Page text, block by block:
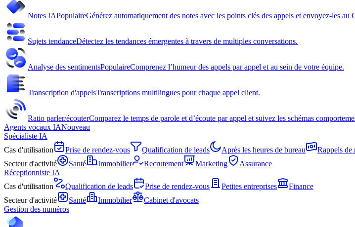
Notes IAPopulaireGénérez automatiquement des notes avec les points clés des appels et envoyez-les au
Sujets tendanceDétectez les tendances émergentes à travers de multiples conversations.
Analyse des sentimentsPopulaireComprenez l’humeur des appels par appel et au sein de votre équipe.
Transcription d'appelsTranscriptions multilingues pour chaque appel client.
Ratio parler/écouterComparez le temps de parole et d’écoute par appel et suivez les schémas
Agents vocaux IANouveau
Spécialiste IA
Cas d'utilisation
Prise de rendez-vous Qualification de leads Après les heures de bureau Rappels de
Secteur d'activité
Santé Immobilier Recrutement Marketing
Assurance
Réceptionniste IA
Cas d'utilisation
Qualification de leads Prise de rendez-vous Petites entreprises
Finance
Secteur d'activité
Santé Immobilier
Cabinet d'avocats
Gestion des numéros